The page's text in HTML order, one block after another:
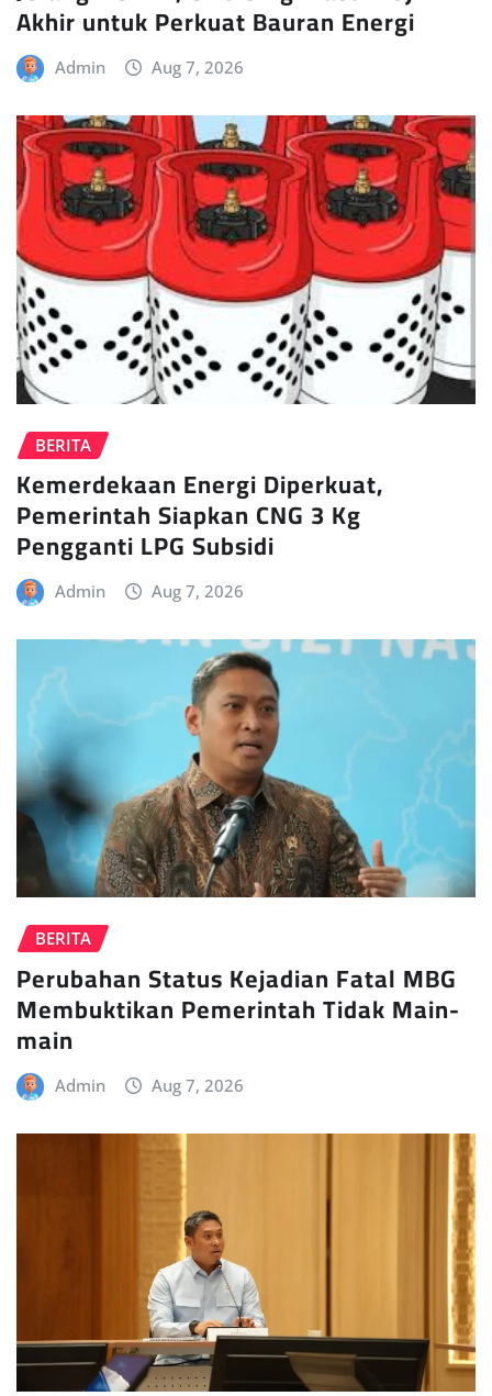
Akhir untuk Perkuat Bauran Energi
Admin Aug 7, 2026
BERITA
Kemerdekaan Energi Diperkuat,
Pemerintah Siapkan CNG 3 Kg
Pengganti LPG Subsidi
Admin Aug 7, 2026
BERITA
Perubahan Status Kejadian Fatal MBG
Membuktikan Pemerintah Tidak Main-
main
Admin Aug 7, 2026